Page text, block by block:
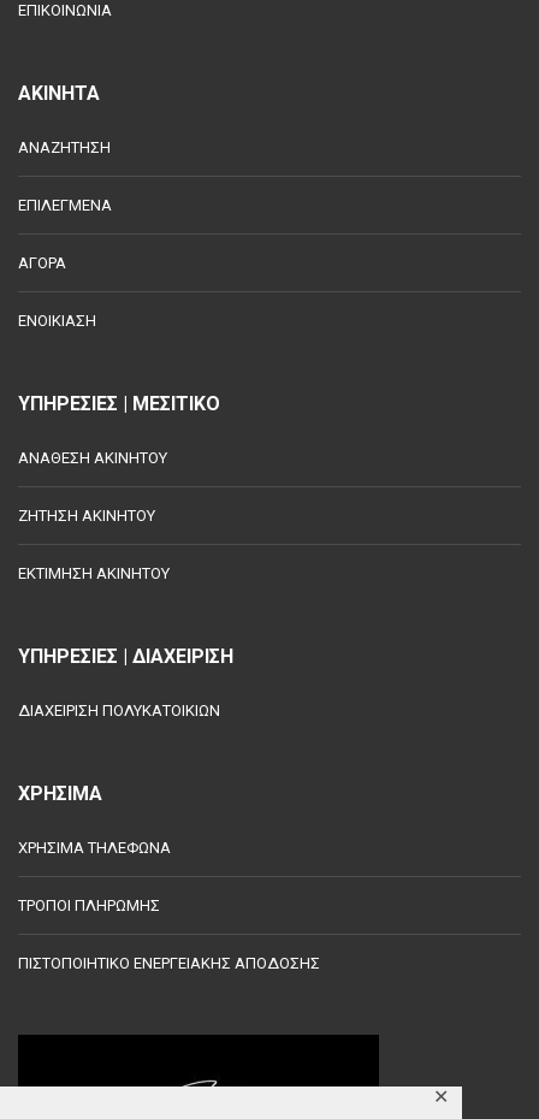
✕
ΕΠΙΚΟΙΝΩΝΙΑ
ΑΚΙΝΗΤΑ
ΑΝΑΖΗΤΗΣΗ
ΕΠΙΛΕΓΜΕΝΑ
ΑΓΟΡΑ
ΕΝΟΙΚΙΑΣΗ
ΥΠΗΡΕΣΙΕΣ | ΜΕΣΙΤΙΚΟ
ΑΝΑΘΕΣΗ ΑΚΙΝΗΤΟΥ
ΖΗΤΗΣΗ ΑΚΙΝΗΤΟΥ
ΕΚΤΙΜΗΣΗ ΑΚΙΝΗΤΟΥ
ΥΠΗΡΕΣΙΕΣ | ΔΙΑΧΕΙΡΙΣΗ
ΔΙΑΧΕΙΡΙΣΗ ΠΟΛΥΚΑΤΟΙΚΙΩΝ
ΧΡΗΣΙΜΑ
ΧΡΗΣΙΜΑ ΤΗΛΕΦΩΝΑ
ΤΡΟΠΟΙ ΠΛΗΡΩΜΗΣ
ΠΙΣΤΟΠΟΙΗΤΙΚΟ ΕΝΕΡΓΕΙΑΚΗΣ ΑΠΟΔΟΣΗΣ